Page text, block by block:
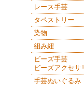
レース手芸
タペストリー
染物
組み紐
ビーズ手芸
ビーズアクセサ
手芸ぬいぐるみ